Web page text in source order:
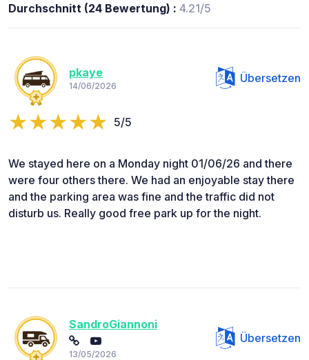
Durchschnitt (24 Bewertung) : 4.21/5
pkaye
14/06/2026
Übersetzen
5/5
We stayed here on a Monday night 01/06/26 and there
were four others there. We had an enjoyable stay there
and the parking area was fine and the traffic did not
disturb us. Really good free park up for the night.
SandroGiannoni
13/05/2026
Übersetzen